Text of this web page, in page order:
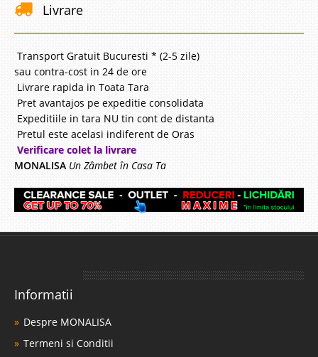
Livrare
Transport Gratuit Bucuresti * (2-5 zile)
sau contra-cost in 24 de ore
Livrare rapida in Toata Tara
Pret avantajos pe expeditie consolidata
Expeditiile in tara NU tin cont de distanta
Pretul este acelasi indiferent de Oras
Verificare colet la livrare
MONALISA Un Zâmbet în Casa Ta
Informatii
Despre MONALISA
Termeni si Conditii